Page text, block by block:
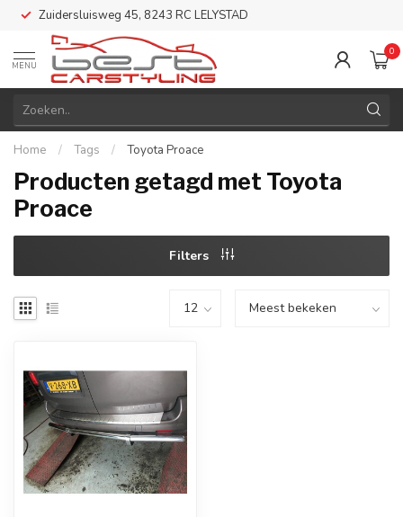
Zuidersluisweg 45, 8243 RC LELYSTAD
MENU
0
Home / Tags / Toyota Proace
Producten getagd met Toyota
Proace
Filters